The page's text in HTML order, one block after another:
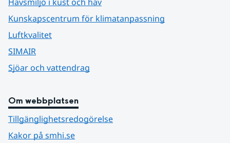
Kunskapscentrum för klimatanpassning
Luftkvalitet
SIMAIR
Sjöar och vattendrag
Om webbplatsen
Tillgänglighetsredogörelse
Kakor på smhi.se